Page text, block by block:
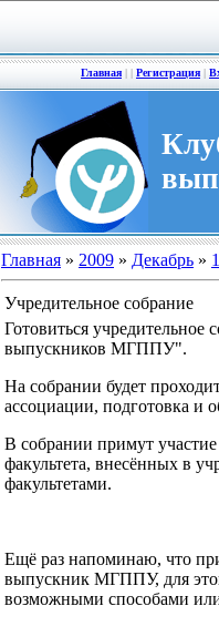
Главная | | Регистрация |
Главная » 2009 » Декабрь »
Учредительное собрание
Готовиться
выпускников МГППУ".
На собрании будет
ассоциации, подготовка и
В собрании примут
факультета, внесённых в
факультетами.
Ещё раз напоминаю, что
выпускник МГППУ, для
возможными способами или